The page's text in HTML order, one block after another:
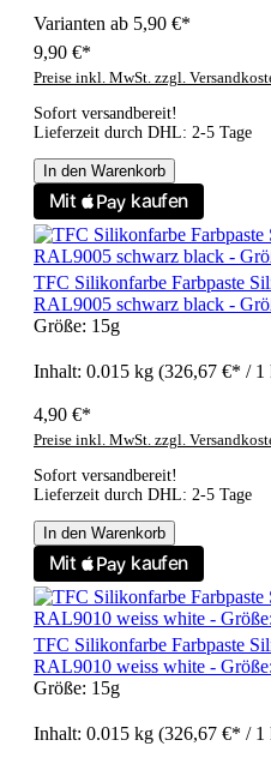
Varianten ab 5,90 €*
9,90 €*
Preise inkl. MwSt. zzgl.
Sofort versandbereit!
Lieferzeit durch DHL: 2-5 Tage
In den Warenkorb
TFC Silikonfarbe Farbpaste
RAL9005 schwarz black -
Größe: 15g
Inhalt: 0.015 kg (326,67 €* / 1
4,90 €*
Preise inkl. MwSt. zzgl.
Sofort versandbereit!
Lieferzeit durch DHL: 2-5 Tage
In den Warenkorb
TFC Silikonfarbe Farbpaste
RAL9010 weiss white -
Größe: 15g
Inhalt: 0.015 kg (326,67 €* / 1